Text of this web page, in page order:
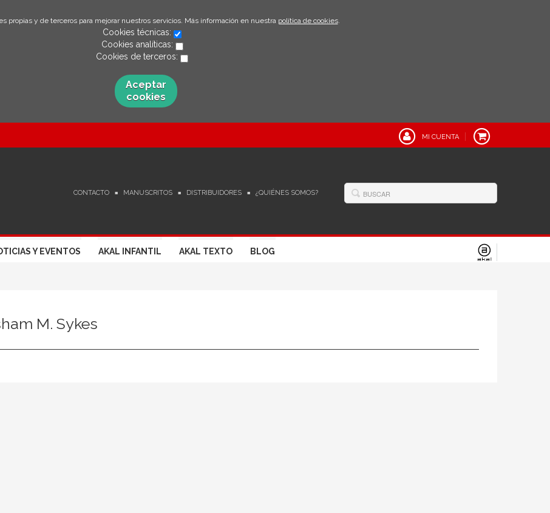
propias y de terceros para mejorar nuestros servicios. Más información en nuestra política de cookies.
Cookies técnicas:
Cookies analíticas:
Cookies de terceros:
Aceptar
cookies
MI CUENTA
CONTACTO MANUSCRITOS DISTRIBUIDORES ¿QUIÉNES SOMOS?
Y EVENTOS AKAL INFANTIL AKAL TEXTO BLOG
M. Sykes